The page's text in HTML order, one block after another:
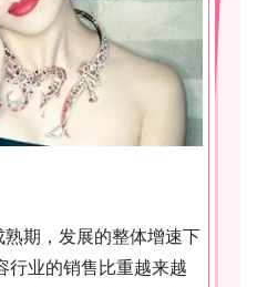
期，发展的整体增速下
行业的销售比重越来越